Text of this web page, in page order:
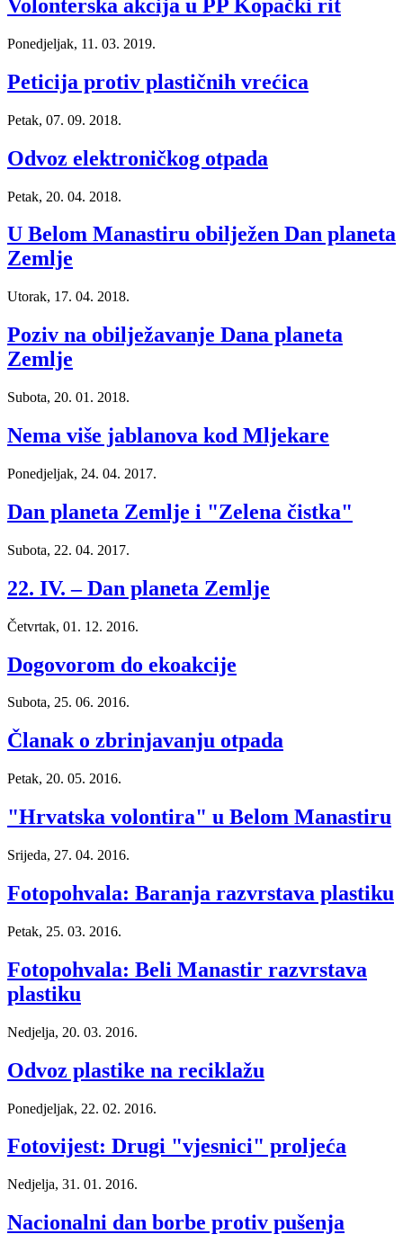
Volonterska akcija u PP Kopački rit
Ponedjeljak, 11. 03. 2019.
Peticija protiv plastičnih vrećica
Petak, 07. 09. 2018.
Odvoz elektroničkog otpada
Petak, 20. 04. 2018.
U Belom Manastiru obilježen Dan planeta
Zemlje
Utorak, 17. 04. 2018.
Poziv na obilježavanje Dana planeta
Zemlje
Subota, 20. 01. 2018.
Nema više jablanova kod Mljekare
Ponedjeljak, 24. 04. 2017.
Dan planeta Zemlje i "Zelena čistka"
Subota, 22. 04. 2017.
22. IV. – Dan planeta Zemlje
Četvrtak, 01. 12. 2016.
Dogovorom do ekoakcije
Subota, 25. 06. 2016.
Članak o zbrinjavanju otpada
Petak, 20. 05. 2016.
"Hrvatska volontira" u Belom Manastiru
Srijeda, 27. 04. 2016.
Fotopohvala: Baranja razvrstava plastiku
Petak, 25. 03. 2016.
Fotopohvala: Beli Manastir razvrstava
plastiku
Nedjelja, 20. 03. 2016.
Odvoz plastike na reciklažu
Ponedjeljak, 22. 02. 2016.
Fotovijest: Drugi "vjesnici" proljeća
Nedjelja, 31. 01. 2016.
Nacionalni dan borbe protiv pušenja